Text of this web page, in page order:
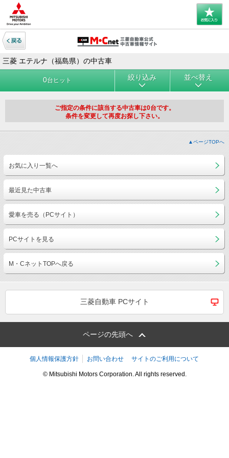
三菱 エテルナ（福島県）の中古車
0台ヒット 絞り込み 並べ替え
ご指定の条件に該当する中古車は0台です。
条件を変更して再度お探し下さい。
▲ページTOPへ
お気に入り一覧へ
最近見た中古車
愛車を売る（PCサイト）
PCサイトを見る
M・CネットTOPへ戻る
三菱自動車 PCサイト
ページの先頭へ
個人情報保護方針 お問い合わせ サイトのご利用について
© Mitsubishi Motors Corporation. All rights reserved.